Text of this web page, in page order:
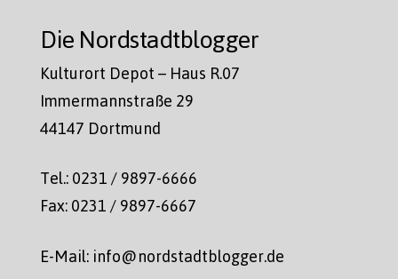
Die Nordstadtblogger
Kulturort Depot – Haus R.07
Immermannstraße 29
44147 Dortmund
Tel.: 0231 / 9897-6666
Fax: 0231 / 9897-6667
E-Mail: info@nordstadtblogger.de